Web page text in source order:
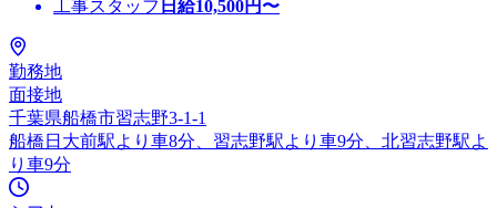
工事スタッフ 日給10,500円〜
勤務地
面接地
千葉県船橋市習志野3-1-1
船橋日大前駅より車8分、習志野駅より車9分、北習志野駅よ
り車9分